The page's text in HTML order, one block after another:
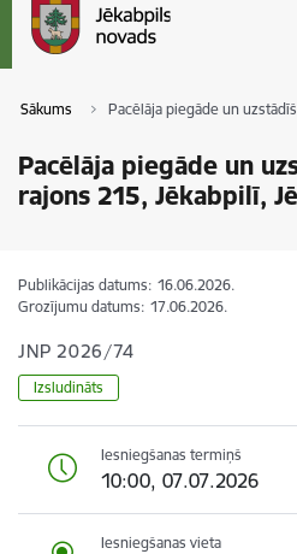
Sākums Pacēlāja piegāde un
Pacēlāja piegāde un
rajons 215, Jēkabpilī,
Publikācijas datums: 16.06.2026.
Grozījumu datums: 17.06.2026.
JNP 2026/74
Izsludināts
Iesniegšanas termiņš
10:00, 07.07.2026
Iesniegšanas vieta